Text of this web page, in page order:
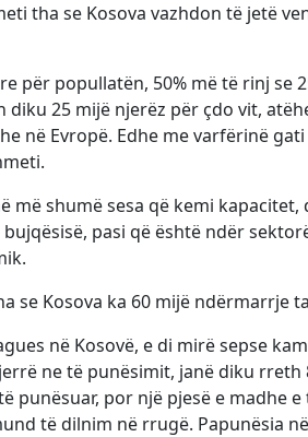
tha se Kosova vazhdon të jetë
për popullatën, 50% më të rinj se
25 mijë njerëz për çdo vit,
në Evropë. Edhe me varfërinë
më shumë sesa që kemi
pasi që është ndër
se Kosova ka 60 mijë ndërmarrje
në Kosovë, e di mirë sepse
ne të punësimit, janë diku
punësuar, por një pjesë e madhe
të dilnim në rrugë. Papunësia